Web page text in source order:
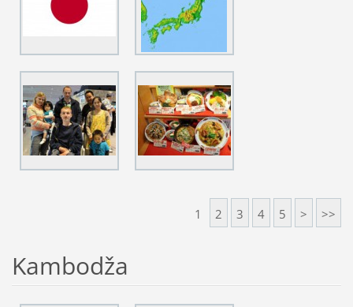
1 2 3 4 5 > >>
Kambodža